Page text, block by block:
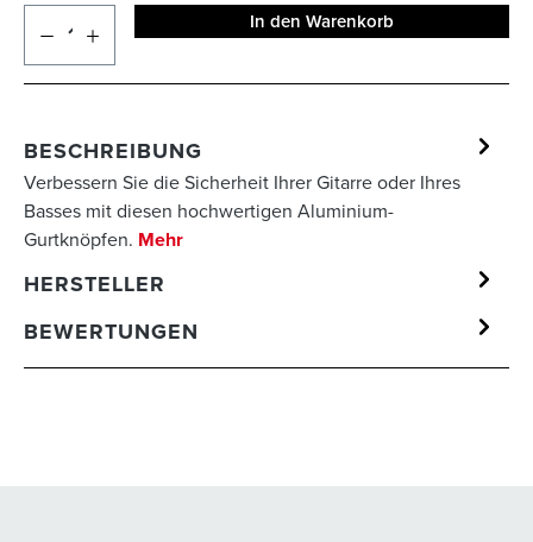
In den Warenkorb
BESCHREIBUNG
Verbessern Sie die Sicherheit Ihrer Gitarre oder Ihres
Basses mit diesen hochwertigen Aluminium-
Gurtknöpfen. Mehr
HERSTELLER
BEWERTUNGEN